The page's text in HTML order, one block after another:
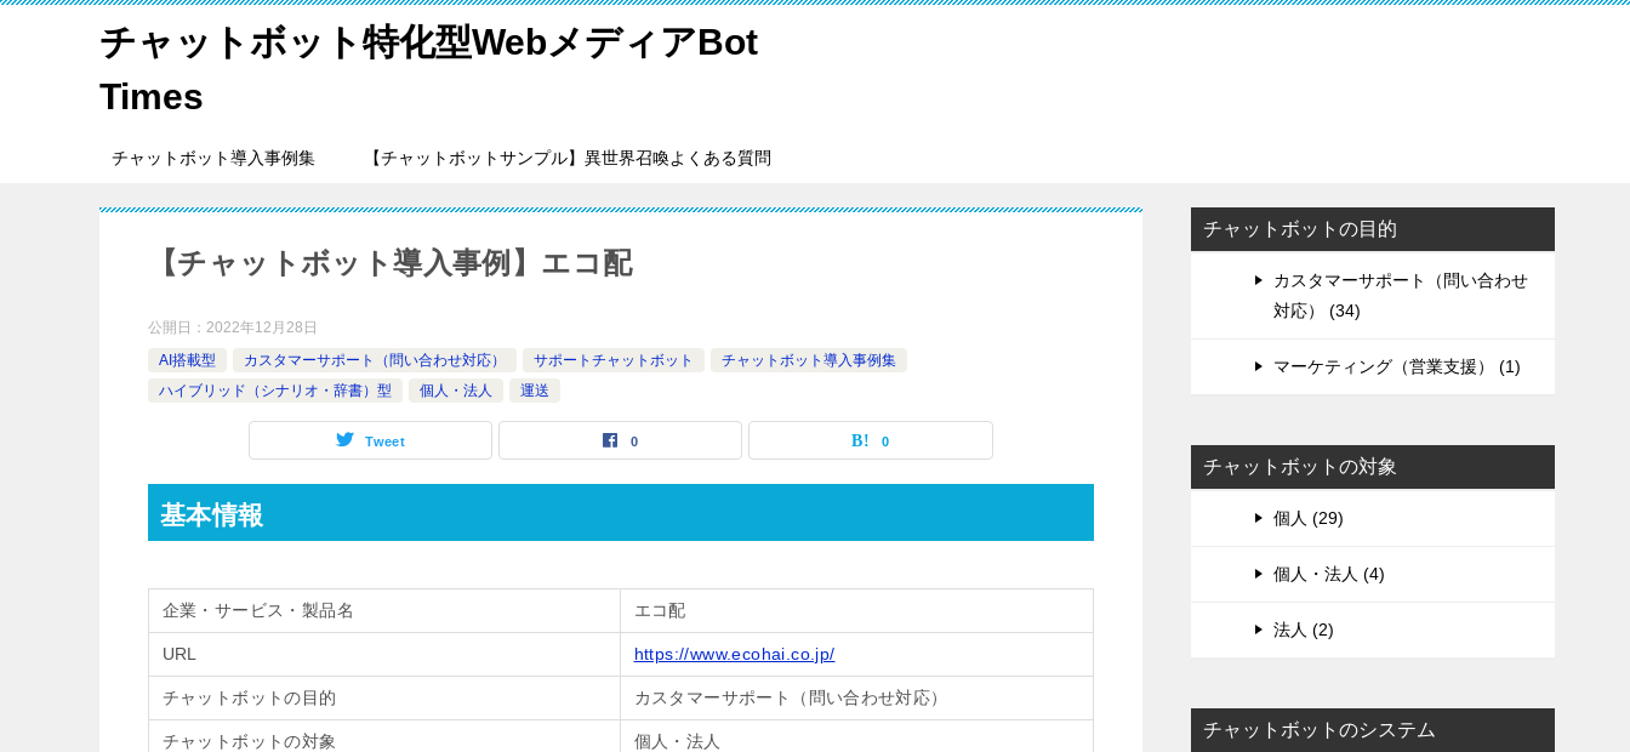
チャットボット特化型WebメディアBot
Times
チャットボット導入事例集 【チャットボットサンプル】異世界召喚よくある質問
【チャットボット導入事例】エコ配
公開日： 2022年12月28日
AI搭載型
カスタマーサポート（問い合わせ対応） サポートチャットボット
チャットボット導入事例集
ハイブリッド（シナリオ・辞書）型
個人・法人 運送
Tweet 0 0
基本情報
企業・サービス・製品名 エコ配
URL https://www.ecohai.co.jp/
チャットボットの目的 カスタマーサポート（問い合わせ対応）
チャットボットの対象 個人・法人
チャットボットの目的
カスタマーサポート（問い合わせ
対応） (34)
マーケティング（営業支援） (1)
チャットボットの対象
個人 (29)
個人・法人 (4)
法人 (2)
チャットボットのシステム